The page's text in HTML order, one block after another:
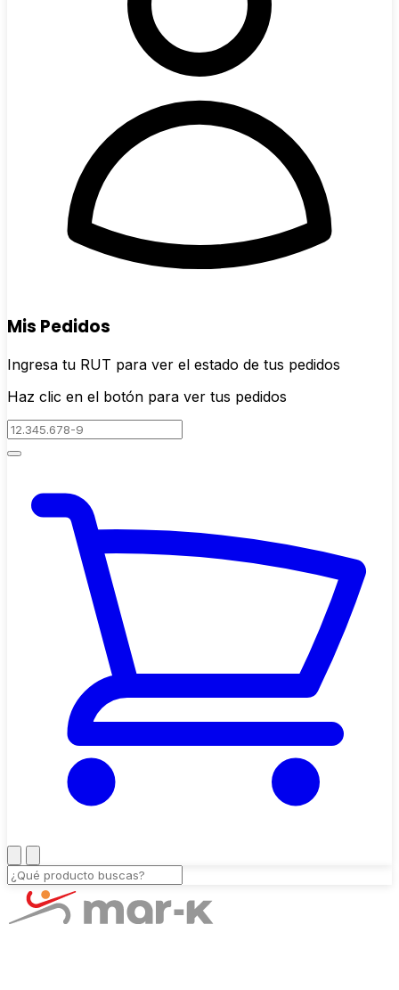
Mis Pedidos
Ingresa tu RUT para ver el estado de tus pedidos
Haz clic en el botón para ver tus pedidos